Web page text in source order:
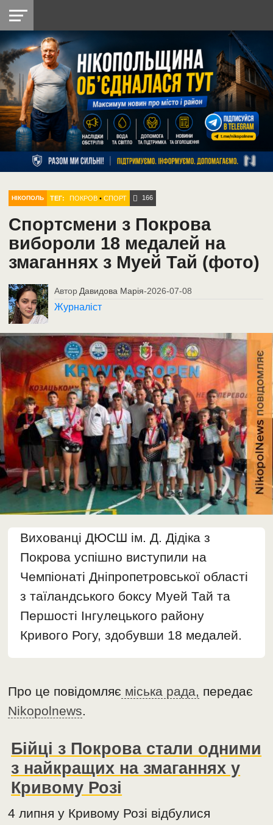
НІКОПОЛЬ
РАЙОН
СІЧЕСЛАВСЬКА
УКРАЇНА
РЕТРО
НІКОПОЛЬ
ЛАЙТ
УКРАЇНА
ДОПОМОГА
РАДІО
НІКОПОЛЬ ТЕГ: ПОКРОВ •СПОРТ 166
Спортсмени з Покрова
вибороли 18 медалей на
змаганнях з Муей Тай (фото)
Автор Давидова Марія-2026-07-08
Журналіст
Вихованці ДЮСШ ім. Д. Дідіка з
Покрова успішно виступили на
Чемпіонаті Дніпропетровської області
з таїландського боксу Муей Тай та
Першості Інгулецького району
Кривого Рогу, здобувши 18 медалей.
Про це повідомляє міська рада, передає
Nikopolnews.
Бійці з Покрова стали одними
з найкращих на змаганнях у
Кривому Розі
4 липня у Кривому Розі відбулися